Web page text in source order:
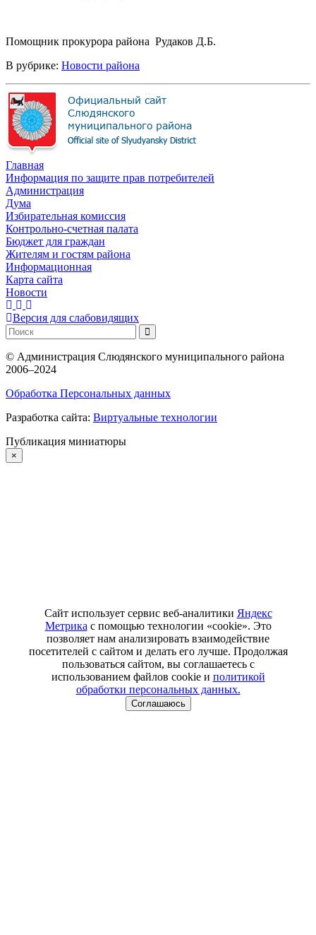
Помощник прокурора района Рудаков Д.Б.
В рубрике: Новости района
Главная
Информация по защите прав потребителей
Администрация
Дума
Избирательная комиссия
Контрольно-счетная палата
Бюджет для граждан
Жителям и гостям района
Информационная
Карта сайта
Новости
Версия для слабовидящих
© Администрация Слюдянского муниципального района
2006–2024
Обработка Персональных данных
Разработка сайта: Виртуальные технологии
Публикация миниатюры
×
Сайт использует сервис веб-аналитики Яндекс
Метрика с помощью технологии «cookie». Это
позволяет нам анализировать взаимодействие
посетителей с сайтом и делать его лучше. Продолжая
пользоваться сайтом, вы соглашаетесь с
использованием файлов cookie и политикой
обработки персональных данных.
Соглашаюсь